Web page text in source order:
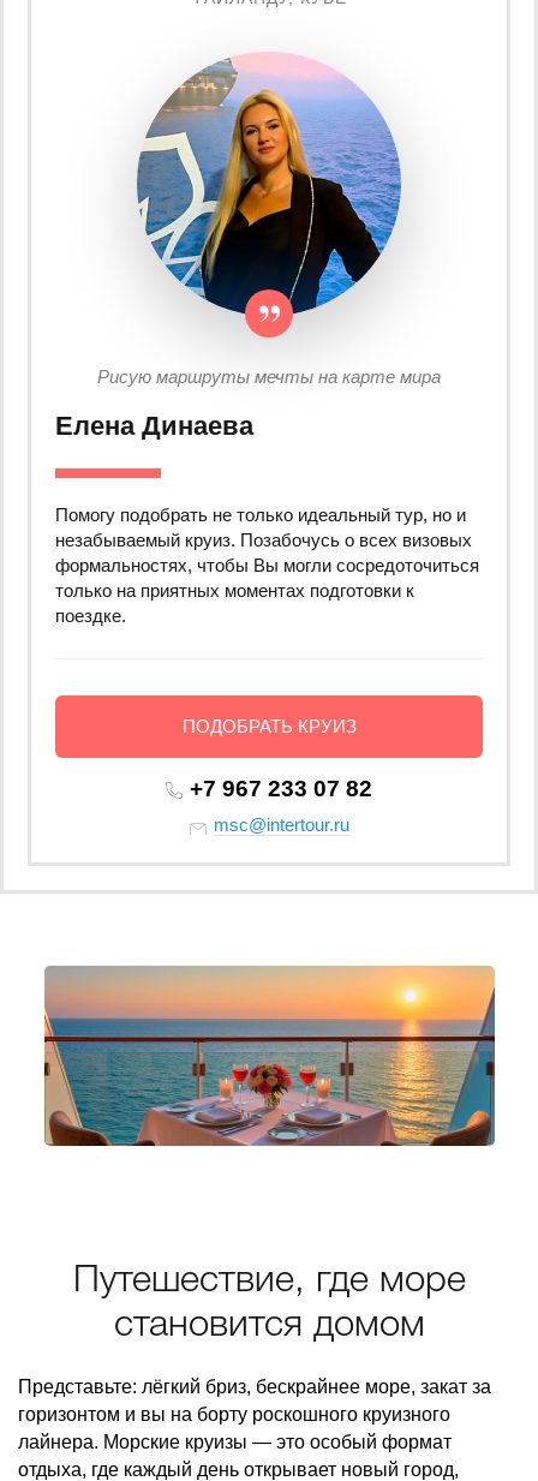
Елена Динаева
Помогу подобрать не только идеальный тур, но и
незабываемый круиз. Позабочусь о всех визовых
формальностях, чтобы Вы могли сосредоточиться
только на приятных моментах подготовки к
поездке.
ПОДОБРАТЬ КРУИЗ
+7 967 233 07 82
msc@intertour.ru
Рисую маршруты мечты на карте мира
Путешествие, где море
становится домом
Представьте: лёгкий бриз, бескрайнее море, закат за
горизонтом и вы на борту роскошного круизного
лайнера. Морские круизы — это особый формат
отдыха, где каждый день открывает новый город,